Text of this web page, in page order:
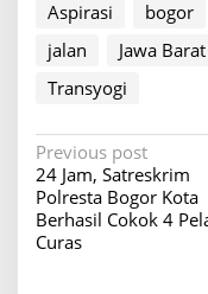
Aspirasi bogor
jalan
Jawa Barat
Transyogi
P
o
s
t
Previous post
24 Jam, Satreskrim
Polresta Bogor Kota
Berhasil Cokok 4
Curas